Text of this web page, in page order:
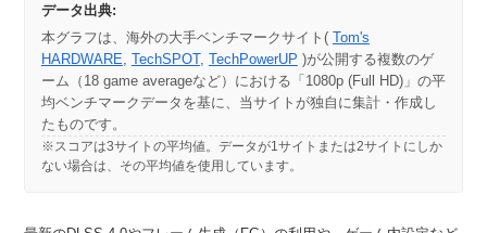
データ出典:
本グラフは、海外の大手ベンチマークサイト( Tom's
HARDWARE TechSPOT, TechPowerUP )が公開する複数のゲ
ーム（18 game averageなど）における「1080p (Full HD)」の平
均ベンチマークデータを基に、当サイトが独自に集計・作成し
たものです。
※スコアは3サイトの平均値。データが1サイトまたは2サイトにしか
ない場合は、その平均値を使用しています。